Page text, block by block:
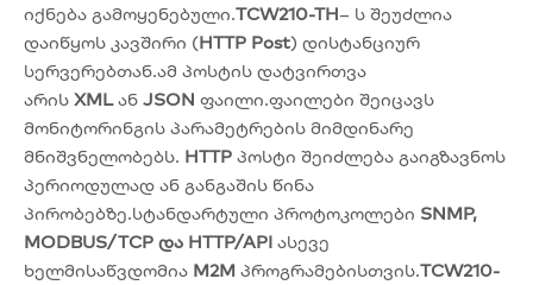
იქნება გამოყენებული.TCW210-TH– ს შეუძლია
დაიწყოს კავშირი (HTTP Post) დისტანციურ
სერვერებთან.ამ პოსტის დატვირთვა
არის XMLან JSON ფაილი.ფაილები შეიცავს
მონიტორინგის პარამეტრების მიმდინარე
მნიშვნელობებს. HTTP პოსტი შეიძლება გაიგზავნოს
პერიოდულად ან განგაშის წინა
პირობებზე.სტანდარტული პროტოკოლები SNMP,
MODBUS/TCP და HTTP/API ასევე
ხელმისაწვდომია M2M პროგრამებისთვის.TCW210-